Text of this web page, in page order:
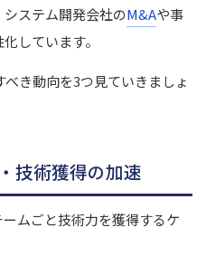
ステム開発会社のM&Aや事
しています。
き動向を3つ見ていきましょ
技術獲得の加速
ムごと技術力を獲得するケ